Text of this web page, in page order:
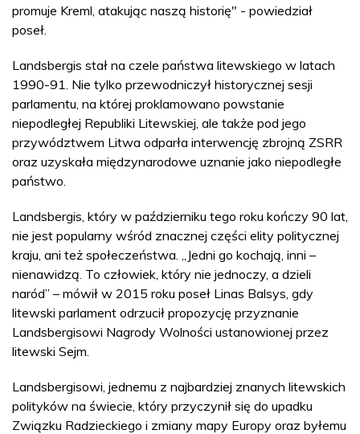
promuje Kreml, atakując naszą historię" - powiedział
poseł.
Landsbergis stał na czele państwa litewskiego w latach
1990-91. Nie tylko przewodniczył historycznej sesji
parlamentu, na której proklamowano powstanie
niepodległej Republiki Litewskiej, ale także pod jego
przywództwem Litwa odparła interwencję zbrojną ZSRR
oraz uzyskała międzynarodowe uznanie jako niepodległe
państwo.
Landsbergis, który w październiku tego roku kończy 90 lat,
nie jest popularny wśród znacznej części elity politycznej
kraju, ani też społeczeństwa. „Jedni go kochają, inni –
nienawidzą. To człowiek, który nie jednoczy, a dzieli
naród” – mówił w 2015 roku poseł Linas Balsys, gdy
litewski parlament odrzucił propozycję przyznanie
Landsbergisowi Nagrody Wolności ustanowionej przez
litewski Sejm.
Landsbergisowi, jednemu z najbardziej znanych litewskich
polityków na świecie, który przyczynił się do upadku
Związku Radzieckiego i zmiany mapy Europy oraz byłemu